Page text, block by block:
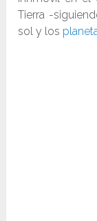
Tierra -
sol y los